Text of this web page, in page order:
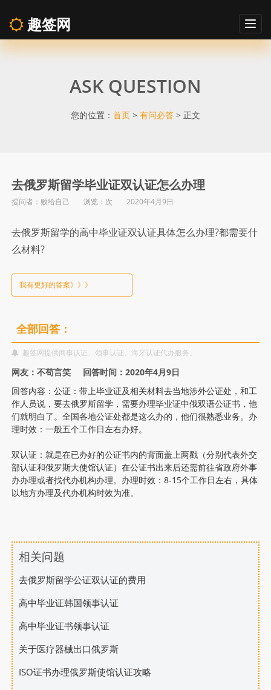
去
留
学
毕
业
证
双
认
证
怎
么
办
趣签网
ASK QUESTION
您的位置： 首页 > 有问必答 > 正文
去俄罗斯留学毕业证双认证怎么办理
提问者：败给自己 浏览： 次 2020年4月9日
去俄罗斯留学的高中毕业证双认证具体怎么办理?都需要什
么材料?
我有更好的答案》》》
全部回答：
趣签网提供商事认证、领事认证、海牙认证代办服务。
网友：不苟言笑 回答时间：2020年4月9日
回答内容：公证：带上毕业证及相关材料去当地涉外公证处，和工
作人员说，要去俄罗斯留学，需要办理毕业证中俄双语公证书，他
们就明白了。全国各地公证处都是这么办的，他们很熟悉业务。办
理时效：一般五个工作日左右办好。
双认证：就是在已办好的公证书内的背面盖上两戳（分别代表外交
部认证和俄罗斯大使馆认证）在公证书出来后还需前往省政府外事
办办理或者找代办机构办理。办理时效：8-15个工作日左右，具体
以地方办理及代办机构时效为准。
相关问题
去俄罗斯留学公证双认证的费用
高中毕业证韩国领事认证
高中毕业证书领事认证
关于医疗器械出口俄罗斯
ISO证书办理俄罗斯使馆认证攻略